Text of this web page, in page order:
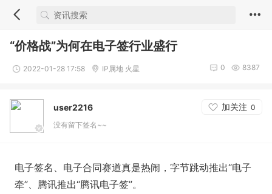
“价格战”为何在电子签行业盛行
2022-01-28 17:58 IP属地 火星 8387
0
user2216 加关注 0
没有留下签名~~
电子签名、电子合同赛道真是热闹，字节跳动推出“电子
牵”、腾讯推出“腾讯电子签”。